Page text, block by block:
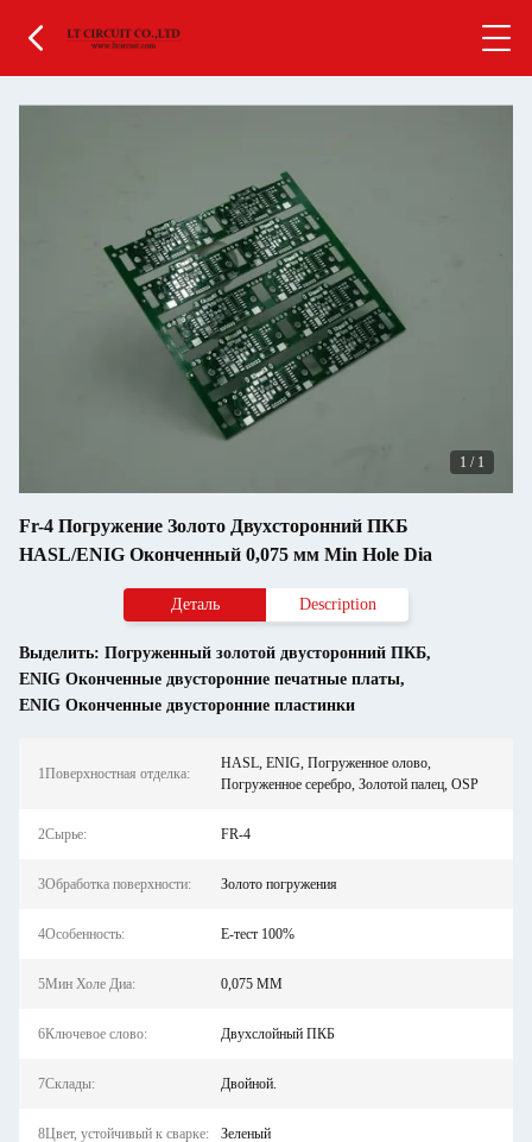
1 / 1
Fr-4 Погружение Золото Двухсторонний ПКБ
HASL/ENIG Оконченный 0,075 мм Min Hole Dia
Деталь Description
Выделить: Погруженный золотой двусторонний ПКБ,
ENIG Оконченные двусторонние печатные платы,
ENIG Оконченные двусторонние пластинки
1Поверхностная отделка:
HASL, ENIG, Погруженное олово,
Погруженное серебро, Золотой палец, OSP
2Сырье: FR-4
3Обработка поверхности: Золото погружения
4Особенность: E-тест 100%
5Мин Холе Диа: 0,075 MM
6Ключевое слово: Двухслойный ПКБ
7Склады: Двойной.
8Цвет, устойчивый к сварке: Зеленый